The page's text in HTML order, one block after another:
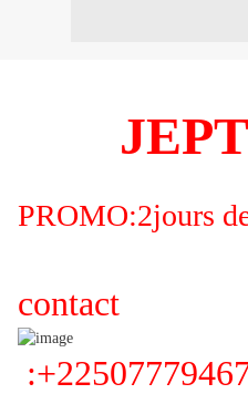
PROMO:2jours
contact